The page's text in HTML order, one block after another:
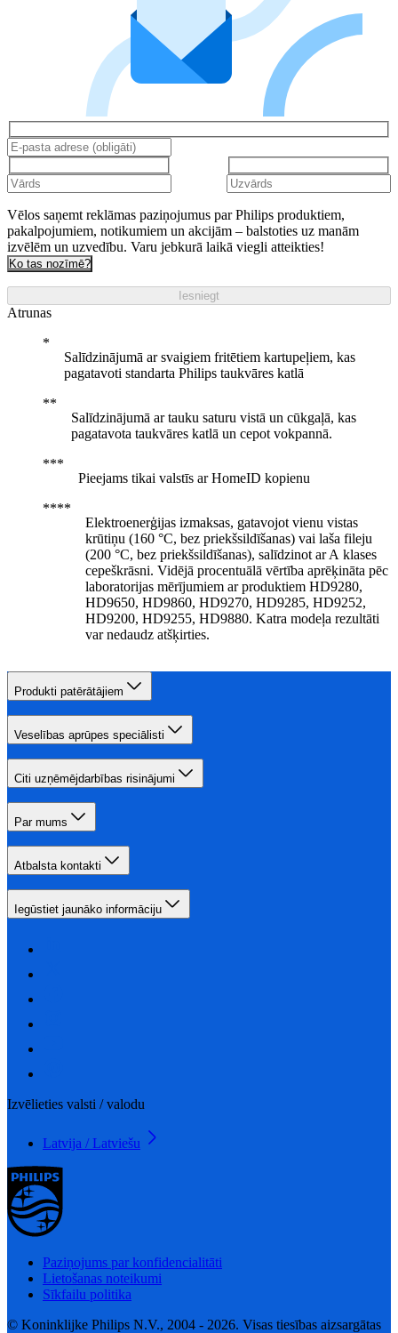
Vēlos saņemt reklāmas paziņojumus par Philips produktiem,
pakalpojumiem, notikumiem un akcijām – balstoties uz manām
izvēlēm un uzvedību. Varu jebkurā laikā viegli atteikties!
Ko tas nozīmē?
Iesniegt
Atrunas
Salīdzinājumā ar svaigiem fritētiem kartupeļiem, kas
pagatavoti standarta Philips taukvāres katlā
Salīdzinājumā ar tauku saturu vistā un cūkgaļā, kas
pagatavota taukvāres katlā un cepot vokpannā.
Pieejams tikai valstīs ar HomeID kopienu
Elektroenerģijas izmaksas, gatavojot vienu vistas
krūtiņu (160 °C, bez priekšsildīšanas) vai laša fileju
(200 °C, bez priekšsildīšanas), salīdzinot ar A klases
cepeškrāsni. Vidējā procentuālā vērtība aprēķināta pēc
laboratorijas mērījumiem ar produktiem HD9280,
HD9650, HD9860, HD9270, HD9285, HD9252,
HD9200, HD9255, HD9880. Katra modeļa rezultāti
var nedaudz atšķirties.
Produkti patērātājiem
Veselības aprūpes speciālisti
Citi uzņēmējdarbības risinājumi
Par mums
Atbalsta kontakti
Iegūstiet jaunāko informāciju
Izvēlieties valsti / valodu
Latvija / Latviešu
Paziņojums par konfidencialitāti
Lietošanas noteikumi
Sīkfailu politika
© Koninklijke Philips N.V., 2004 - 2026. Visas tiesības aizsargātas